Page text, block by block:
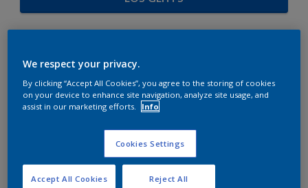
FARBAUSWAHL
Das perfekte Weiß
We respect your privacy.
By clicking “Accept All Cookies”, you agree to the storing of cookies
on your device to enhance site navigation, analyze site usage, and
assist in our marketing efforts.
Info
Cookies Settings
Reject All
Accept All Cookies